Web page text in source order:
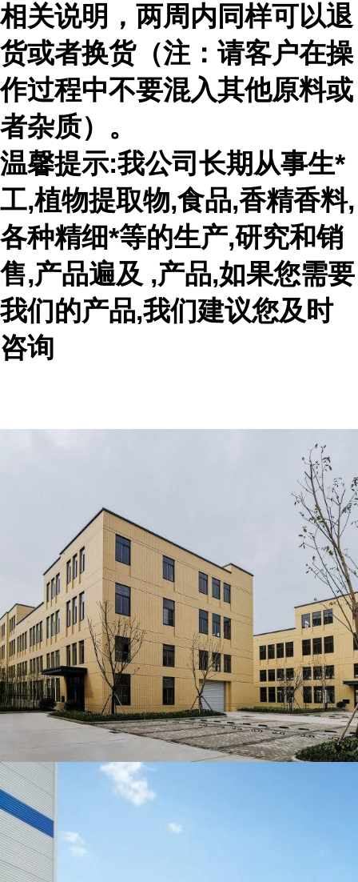
相关说明，两周内同样可以退
货或者换货（注：请客户在操
作过程中不要混入其他原料或
者杂质）。
温馨提示:我公司长期从事生*
工,植物提取物,食品,香精香料,
各种精细*等的生产,研究和销
售,产品遍及 ,产品,如果您需要
我们的产品,我们建议您及时
咨询